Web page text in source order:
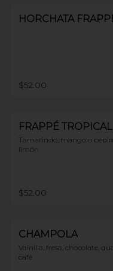
HORCHATA
$52.00
FRAPPÉ TROPICAL
Tamarindo, mango o
limón
$52.00
CHAMPOLA
Vainilla, fresa, chocolate,
café